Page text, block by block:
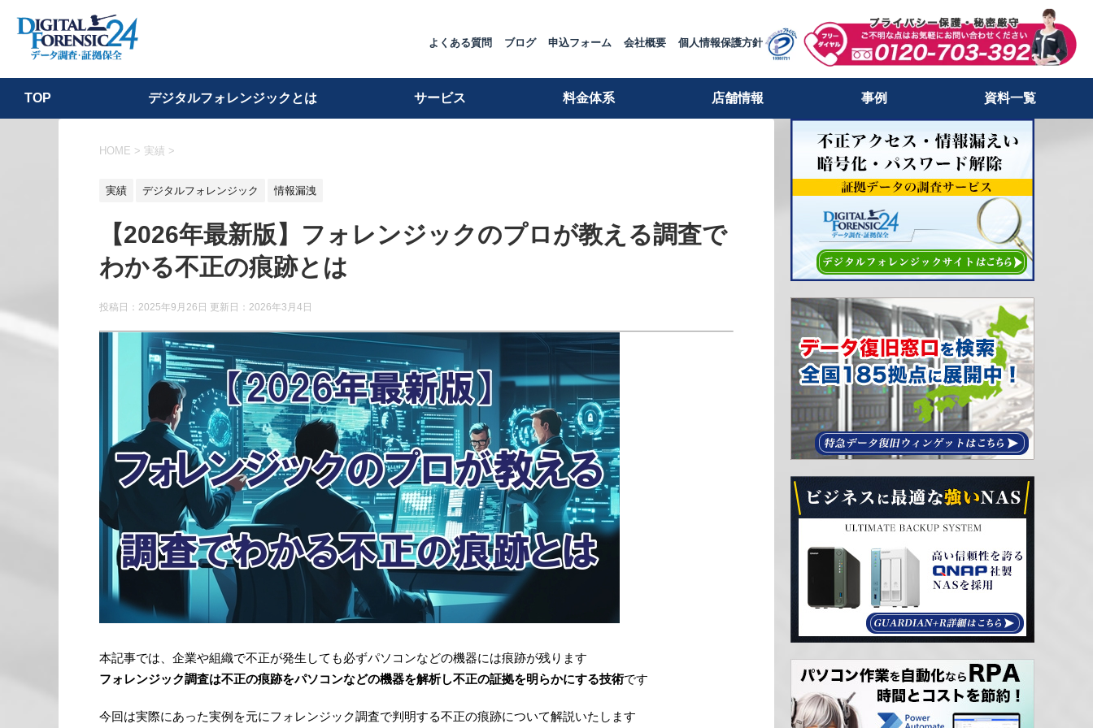
よくある質問 ブログ 申込フォーム 会社概要 個人情報保護方針
TOP デジタルフォレンジックとは サービス 料金体系 店舗情報 事例 資料一覧
HOME > 実績 >
実績 デジタルフォレンジック 情報漏洩
【2026年最新版】フォレンジックのプロが教える調査で
わかる不正の痕跡とは
投稿日：2025年9月26日 更新日： 2026年3月4日
本記事では、企業や組織で不正が発生しても必ずパソコンなどの機器には痕跡が残ります
フォレンジック調査は不正の痕跡をパソコンなどの機器を解析し不正の証拠を明らかにする技術です
今回は実際にあった実例を元にフォレンジック調査で判明する不正の痕跡について解説いたします